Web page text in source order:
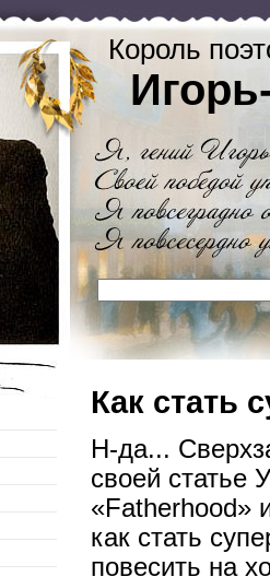
Король
Как стать
Н-да...
своей статье
«Fatherhood»
как стать
повесить на